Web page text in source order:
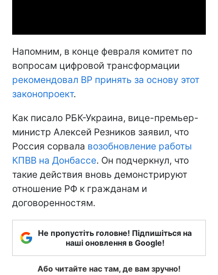
Напомним, в конце февраля комитет по
вопросам цифровой трансформации
рекомендовал ВР принять за основу этот
законопроект.
Как писало РБК-Украина, вице-премьер-
министр Алексей Резников заявил, что
Россия сорвала возобновление работы
КПВВ на Донбассе. Он подчеркнул, что
такие действия вновь демонстрируют
отношение РФ к гражданам и
договоренностям.
Не пропустіть головне! Підпишіться на
наші оновлення в Google!
Або читайте нас там, де вам зручно!